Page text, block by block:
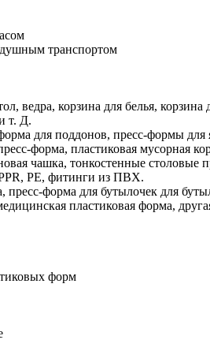
транспортом
ведра, корзина для белья, корзина
т. Д.
для поддонов, пресс-формы для
форма, пластиковая мусорная
чашка, тонкостенные столовые
PE, фитинги из ПВХ.
форма для бутылочек для
пластиковая форма,
форм